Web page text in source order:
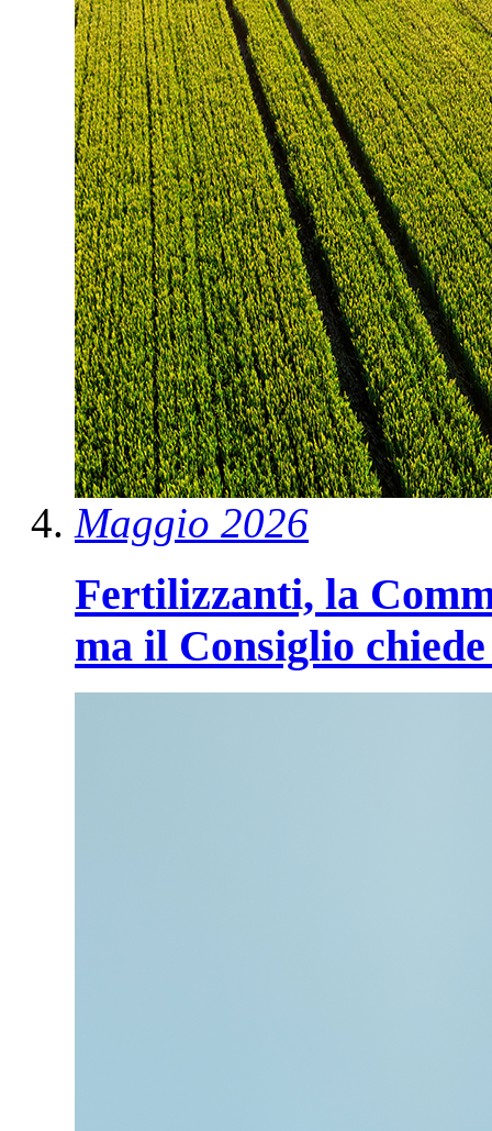
Maggio 2026
Fertilizzanti, la
ma il Consiglio